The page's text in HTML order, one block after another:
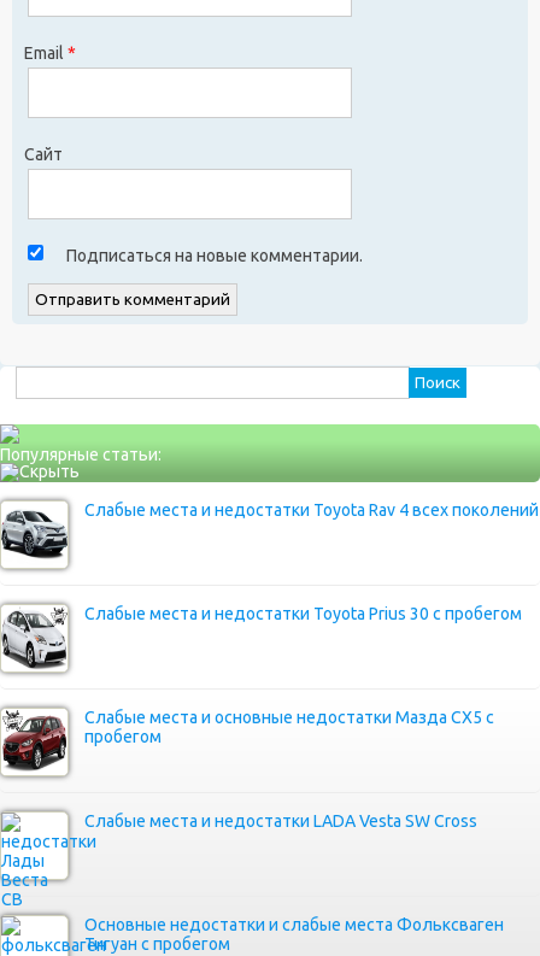
Email *
Сайт
Подписаться на новые комментарии.
Популярные статьи:
Слабые места и недостатки Toyota Rav 4 всех поколений
Слабые места и недостатки Toyota Prius 30 с пробегом
Слабые места и основные недостатки Мазда СХ5 с
пробегом
Слабые места и недостатки LADA Vesta SW Cross
Основные недостатки и слабые места Фольксваген
Тигуан с пробегом